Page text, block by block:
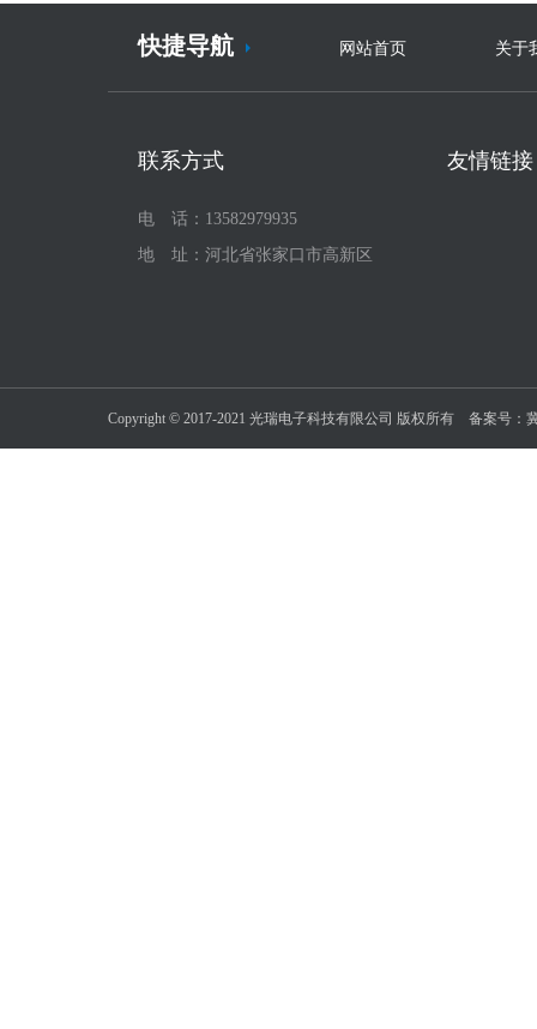
快捷导航 网站首页 关于
联系方式
电 话：13582979935
地 址：河北省张家口市高新区
友情链接
Copyright © 2017-2021 光瑞电子科技有限公司 版权所有 备案号：